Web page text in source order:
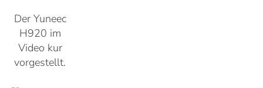
Der Yuneec
H920 im
Video kur
vorgestellt.